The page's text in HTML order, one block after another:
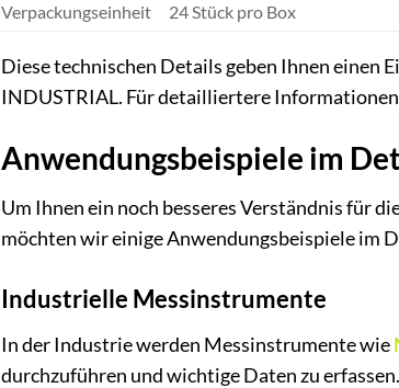
Verpackungseinheit
24 Stück pro Box
Diese technischen Details geben Ihnen einen
INDUSTRIAL. Für detailliertere
Anwendungsbeispiele im
Um Ihnen ein noch besseres Verständnis für
möchten wir einige Anwendungsbeispiele im
Industrielle Messinstrumente
In der Industrie werden Messinstrumente wie
durchzuführen und wichtige Daten zu